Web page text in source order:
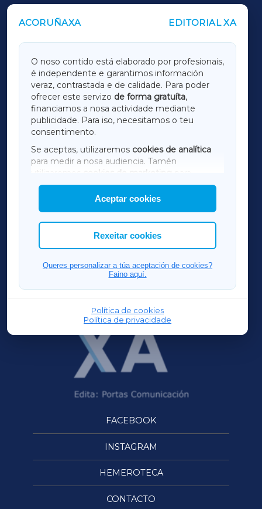
ACORUÑAXA EDITORIAL XA
O noso contido está elaborado por profesionais,
é independente e garantimos información
veraz, contrastada e de calidade. Para poder
ofrecer este servizo de forma gratuíta,
financiamos a nosa actividade mediante
publicidade. Para iso, necesitamos o teu
consentimento.
Se aceptas, utilizaremos cookies de analítica
para medir a nosa audiencia. Tamén
utilizaremos
cookies de marketing
mostrar publicidade de terceiros.
Así mesmo, podes personalizar a elección das
cookies que desexas permitir.
Aceptar cookies
Rexeitar cookies
Queres personalizar a túa aceptación de cookies?
Faino aquí.
Política de cookies
Política de privacidade
OUTROS PERIÓDICOS
LUGOXA
TERRACHAXA
AMARIÑAXA
RIBEIRASACRAXA
ACORUÑAXA
FERROLXA
OURENSEXA
FACEBOOK
INSTAGRAM
HEMEROTECA
CONTACTO